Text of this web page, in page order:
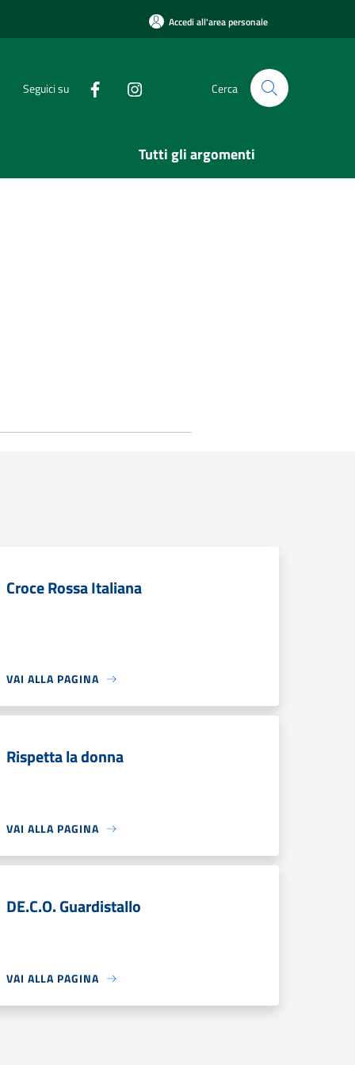
Accedi all'area personale
Seguici su Cerca
Tutti gli argomenti
Croce Rossa Italiana
VAI ALLA PAGINA
Rispetta la donna
VAI ALLA PAGINA
DE.C.O. Guardistallo
VAI ALLA PAGINA